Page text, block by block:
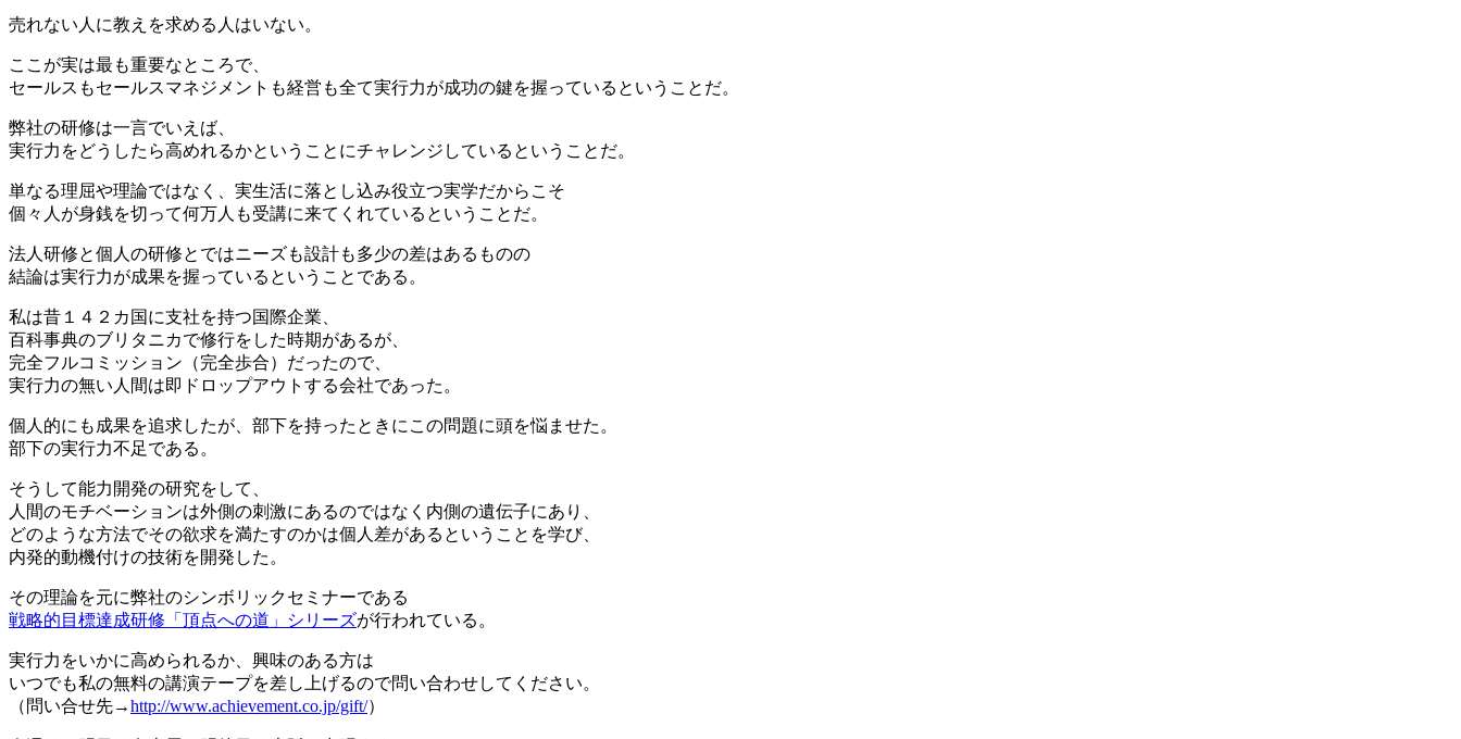
売れない人に教えを求める人はいない。
ここが実は最も重要なところで、
セールスもセールスマネジメントも経営も全て実行力が成功の鍵を握っているということだ。
弊社の研修は一言でいえば、
実行力をどうしたら高めれるかということにチャレンジしているということだ。
単なる理屈や理論ではなく、実生活に落とし込み役立つ実学だからこそ
個々人が身銭を切って何万人も受講に来てくれているということだ。
法人研修と個人の研修とではニーズも設計も多少の差はあるものの
結論は実行力が成果を握っているということである。
私は昔１４２カ国に支社を持つ国際企業、
百科事典のブリタニカで修行をした時期があるが、
完全フルコミッション（完全歩合）だったので、
実行力の無い人間は即ドロップアウトする会社であった。
個人的にも成果を追求したが、部下を持ったときにこの問題に頭を悩ませた。
部下の実行力不足である。
そうして能力開発の研究をして、
人間のモチベーションは外側の刺激にあるのではなく内側の遺伝子にあり、
どのような方法でその欲求を満たすのかは個人差があるということを学び、
内発的動機付けの技術を開発した。
その理論を元に弊社のシンボリックセミナーである
戦略的目標達成研修「頂点への道」シリーズが行われている。
実行力をいかに高められるか、興味のある方は
いつでも私の無料の講演テープを差し上げるので問い合わせしてください。
（問い合せ先→http://www.achievement.co.jp/gift/）